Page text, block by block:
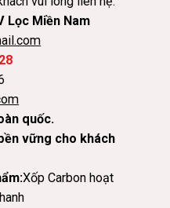
Lọc Miền Nam
quốc.
vững cho khách
Xốp Carbon hoạt